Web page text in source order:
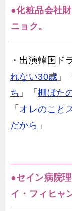
●化粧品会社
ニョク。
・出演韓国ド
れない30歳 」
ち 」「棚ぼた
「 オレのこと
だから 」
●セイン病院
イ・フィヒャ